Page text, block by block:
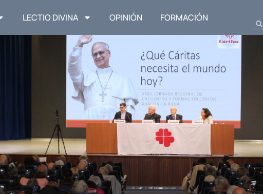
LECTIO DIVINA OPINIÓN FORMACIÓN